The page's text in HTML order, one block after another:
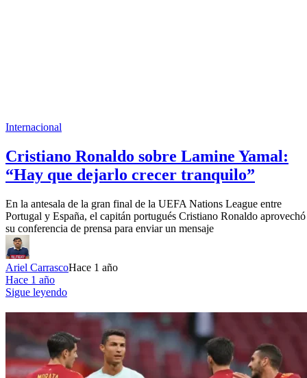
Internacional
Cristiano Ronaldo sobre Lamine Yamal:
“Hay que dejarlo crecer tranquilo”
En la antesala de la gran final de la UEFA Nations League entre
Portugal y España, el capitán portugués Cristiano Ronaldo aprovechó
su conferencia de prensa para enviar un mensaje
Ariel CarrascoHace 1 año
Hace 1 año
Sigue leyendo